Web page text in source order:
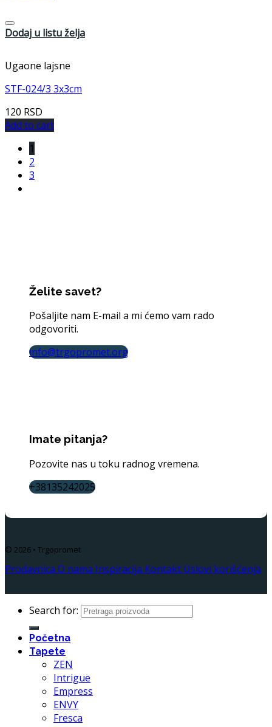
Dodaj u listu želja
Ugaone lajsne
STF-024/3 3x3cm
120 RSD
Add to cart
1
2
3
Želite savet?
Pošaljite nam E-mail a mi ćemo vam rado
odgovoriti.
info@trgopromet.org
Imate pitanja?
Pozovite nas u toku radnog vremena.
+38135242025
© 2026 • Trgopromet
Prodavnica O nama Inspiracija Kontakt Uslovi korišćenja
Search for:
Početna
Tapete
ZEN
Intrigue
Empress
ENVY
Fresca